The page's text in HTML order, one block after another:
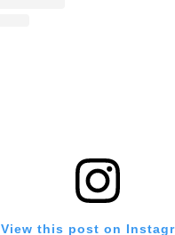
View this post on